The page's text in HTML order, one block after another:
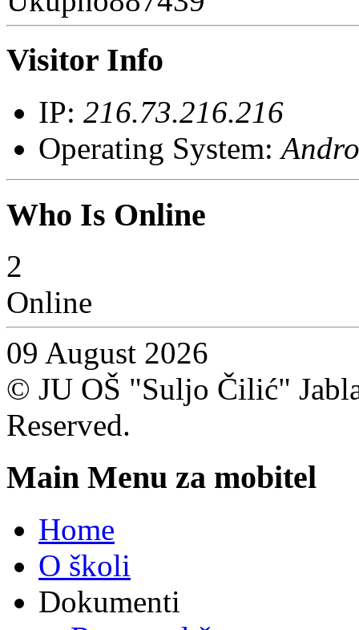
Visitor Info
IP: 216.73.216.216
Operating System:
Who Is Online
2
Online
09 August 2026
© JU OŠ "Suljo Čilić"
Reserved.
Main Menu za mobitel
Home
O školi
Dokumenti